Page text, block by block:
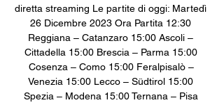
diretta streaming Le partite di oggi: Martedì
26 Dicembre 2023 Ora Partita 12:30
Reggiana – Catanzaro 15:00 Ascoli –
Cittadella 15:00 Brescia – Parma 15:00
Cosenza – Como 15:00 Feralpisalò –
Venezia 15:00 Lecco – Südtirol 15:00
Spezia – Modena 15:00 Ternana – Pisa